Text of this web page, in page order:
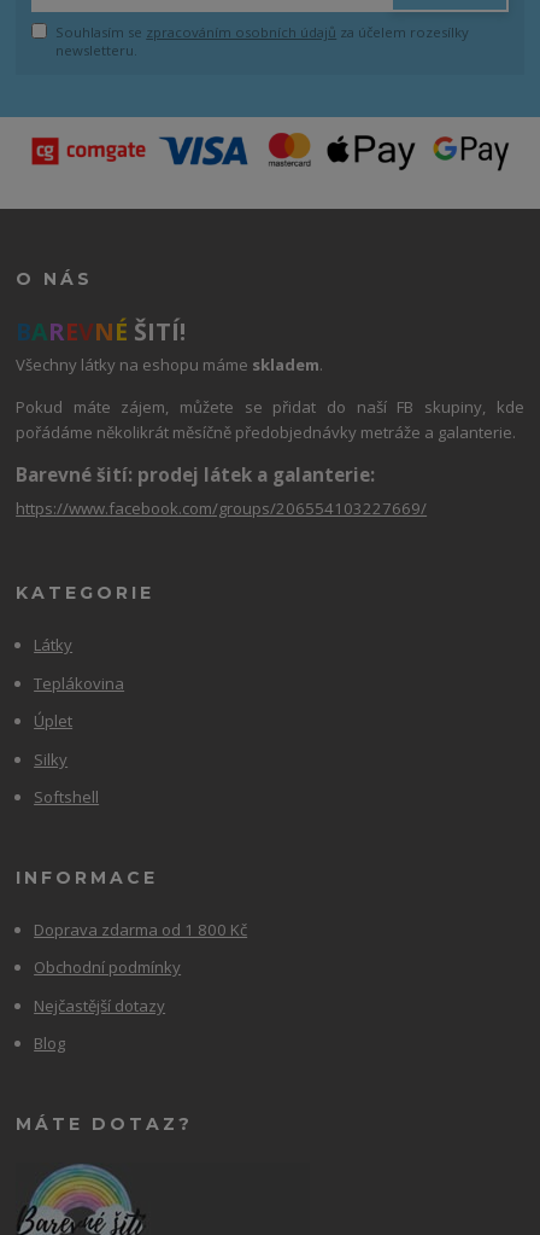
Souhlasím se zpracováním osobních údajů za účelem rozesílky
newsletteru.
O NÁS
BAREVNÉ ŠITÍ!
Všechny látky na eshopu máme skladem.
Pokud máte zájem, můžete se přidat do naší FB skupiny, kde
pořádáme několikrát měsíčně předobjednávky metráže a galanterie.
Barevné šití: prodej látek a galanterie:
https://www.facebook.com/groups/206554103227669/
KATEGORIE
Látky
Teplákovina
Úplet
Silky
Softshell
INFORMACE
Doprava zdarma od 1 800 Kč
Obchodní podmínky
Nejčastější dotazy
Blog
MÁTE DOTAZ?